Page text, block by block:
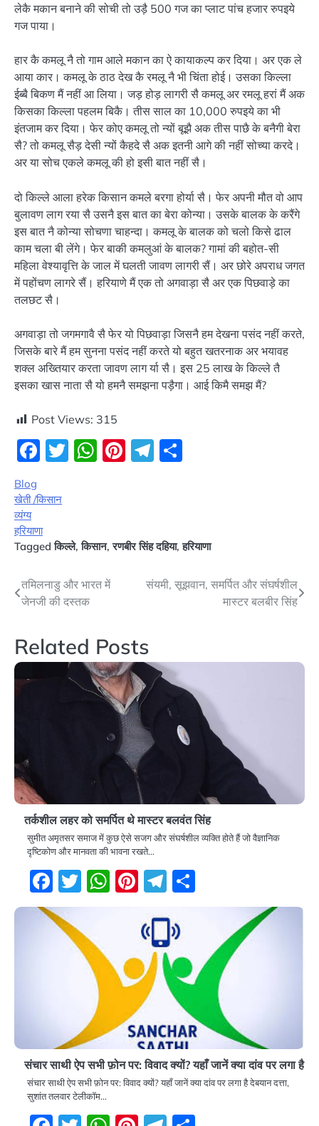
लेकै मकान बनाने की सोची तो उड़ै 500 गज का प्लाट पांच हजार रुपइये
गज पाया।
हार कै कमलू नै तो गाम आले मकान का ऐ कायाकल्प कर दिया। अर एक ले
आया कार। कमलू के ठाठ देख कै रमलू नै भी चिंता होई। उसका किल्ला
ईब्बै बिकण मैं नहीं आ लिया। जड़ होड़ लागरी सै कमलू अर रमलू हरां मैं अक
किसका किल्ला पहलम बिकै। तीस साल का 10,000 रुपइये का भी
इंतजाम कर दिया। फेर कोए कमलू तो न्यों बूझै अक तीस पाछै के बनैगी बेरा
सै? तो कमलू सैड़ देसी न्यों कैहदे सै अक इतनी आगे की नहीं सोच्या करदे।
अर या सोच एकले कमलू की हो इसी बात नहीं सै।
दो किल्ले आला हरेक किसान कमले बरगा होर्या सै। फेर अपनी मौत वो आप
बुलावण लाग रया सै उसनै इस बात का बेरा कोन्या। उसके बालक के करैंगे
इस बात नै कोन्या सोचणा चाहन्दा। कमलू के बालक को चलो किसे ढाल
काम चला बी लेंगे। फेर बाकी कमलुआं के बालक? गामां की बहोत-सी
महिला वेश्यावृत्ति के जाल में घलती जावण लागरी सैं। अर छोरे अपराध जगत
में पहोंचण लागरे सैं। हरियाणे मैं एक तो अगवाड़ा सै अर एक पिछवाड़े का
तलछट सै।
अगवाड़ा तो जगमगावै सै फेर यो पिछवाड़ा जिसनै हम देखना पसंद नहीं करते,
जिसके बारे मैं हम सुनना पसंद नहीं करते यो बहुत खतरनाक अर भयावह
शक्ल अख्तियार करता जावण लाग र्या सै। इस 25 लाख के किल्ले तै
इसका खास नाता सै यो हमनै समझना पड़ैगा। आई किमै समझ मैं?
Post Views: 315
Facebook
Twitter
WhatsApp
Pinterest
Telegram
Blog
खेती /किसान
व्यंग्य
हरियाणा
Taggedकिल्ले,किसान,रणबीर सिंह दहिया,हरियाणा
Post
navigation
तमिलनाडु और भारत में
जेनजी की दस्तक
संयमी, सूझवान, समर्पित और संघर्षशील
मास्टर बलबीर सिंह
Related Posts
तर्कशील लहर को समर्पित थे मास्टर बलवंत सिंह
सुमीत अमृतसर समाज में कुछ ऐसे सजग और संघर्षशील व्यक्ति होते हैं जो वैज्ञानिक
दृष्टिकोण और मानवता की भावना रखते…
Facebook
Twitter
WhatsApp
Pinterest
Telegram
संचार साथी ऐप सभी फ़ोन पर: विवाद क्यों? यहाँ जानें क्या दांव पर लगा है
संचार साथी ऐप सभी फ़ोन पर: विवाद क्यों? यहाँ जानें क्या दांव पर लगा है देबयान दत्ता,
सुशांत तलवार टेलीकॉम…